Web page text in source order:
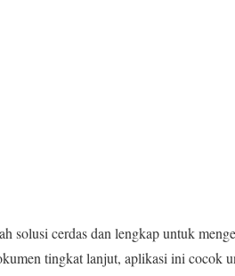
solusi cerdas dan lengkap untuk
tingkat lanjut, aplikasi ini cocok